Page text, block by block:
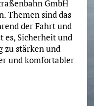
GmbH
Themen sind das
der Fahrt und
es, Sicherheit und
zu stärken und
und komfortabler